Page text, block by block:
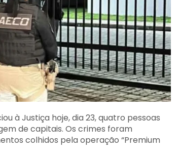
à Justiça hoje, dia 23, quatro pessoas
de capitais. Os crimes foram
colhidos pela operação “Premium